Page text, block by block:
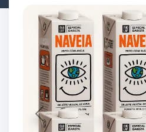
Previous